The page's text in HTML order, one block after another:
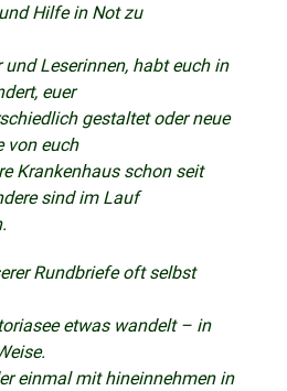
Hilfe in Not zu
und Leserinnen, habt euch in
euer
gestaltet oder neue
von euch
Krankenhaus schon seit
sind im Lauf
Rundbriefe oft selbst
etwas wandelt – in
einmal mit hineinnehmen in